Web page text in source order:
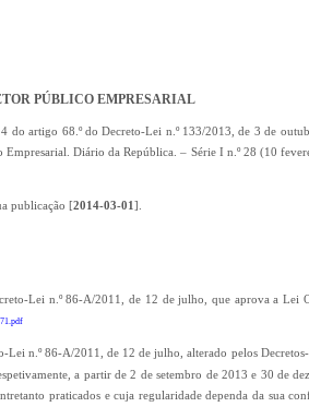
PÚBLICO EMPRESARIAL
artigo 68.º do Decreto-Lei n.º 133/2013, de 3 de
Diário da República. – Série I n.º 28 (10
publicação [2014-03-01 ].
Lei n.º 86-A/2011, de 12 de julho, que aprova a Lei
Lei n.º 86-A/2011, de 12 de julho, alterado pelos
a partir de 2 de setembro de 2013 e 30 de
praticados e cuja regularidade dependa da sua